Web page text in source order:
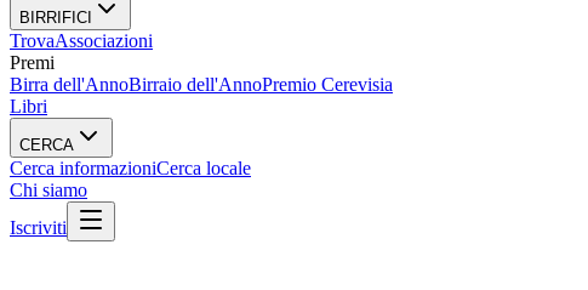
BIRRIFICI
TrovaAssociazioni
Premi
Birra dell'AnnoBirraio dell'AnnoPremio Cerevisia
Libri
CERCA
Cerca informazioniCerca locale
Chi siamo
Iscriviti